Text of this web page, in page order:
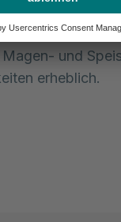
und
und
erheblich.